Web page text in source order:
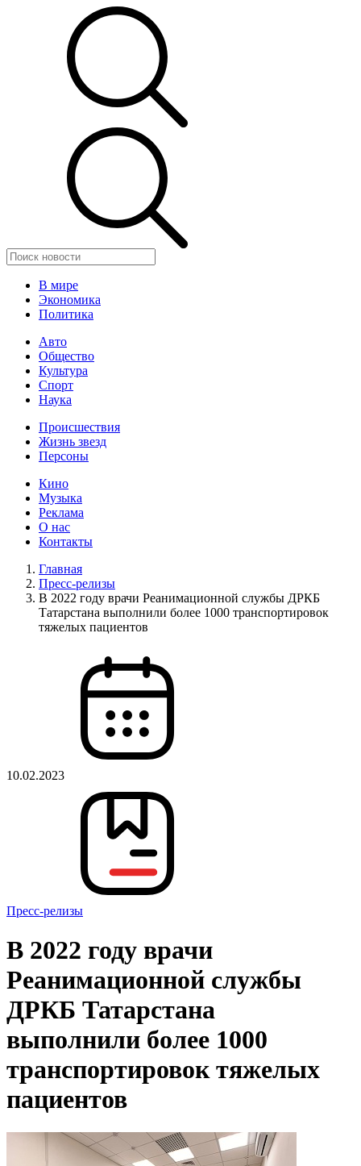
В мире
Экономика
Политика
Авто
Общество
Культура
Спорт
Наука
Происшествия
Жизнь звезд
Персоны
Кино
Музыка
Реклама
О нас
Контакты
Главная
Пресс-релизы
В 2022 году врачи Реанимационной службы ДРКБ
Татарстана выполнили более 1000 транспортировок
тяжелых пациентов
10.02.2023
Пресс-релизы
В 2022 году врачи
Реанимационной службы
ДРКБ Татарстана
выполнили более 1000
транспортировок тяжелых
пациентов